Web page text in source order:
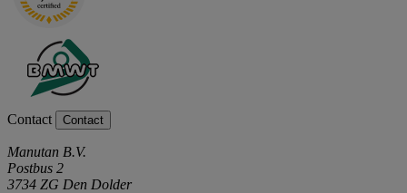
Contact Contact
Manutan B.V.
Postbus 2
3734 ZG Den Dolder